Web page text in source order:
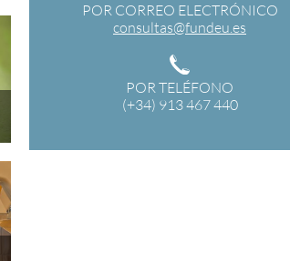
POR CORREO ELECTRÓNICO
consultas@fundeu.es
POR TELÉFONO
(+34) 913 467 440